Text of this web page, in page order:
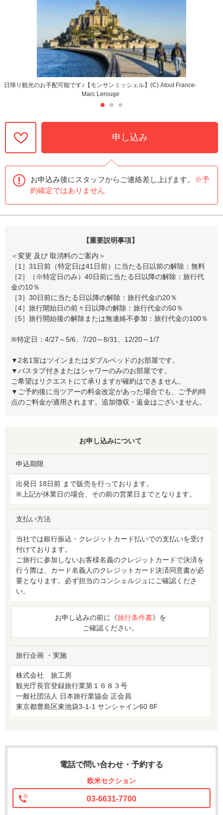
日帰り観光のお手配可能です♪【モンサンミッシェル】(C) Atout France-
Marc Lerouge
申し込み
お申込み後にスタッフからご連絡差し上げます。
※予
約確定ではありません
【重要説明事項】
＜変更 及び 取消料のご案内＞
［1］31日前（特定日は41日前）に当たる日以前の解除：無料
［2］（※特定日のみ）40日前に当たる日以降の解除：旅行代
金の10％
［3］30日前に当たる日以降の解除：旅行代金の20％
［4］旅行開始日の前々日以降の解除：旅行代金の50％
［5］旅行開始後の解除または無連絡不参加：旅行代金の100％
※特定日：4/27～5/6、7/20～8/31、12/20～1/7
▼2名1室はツインまたはダブルベッドのお部屋です。
▼バスタブ付きまたはシャワーのみのお部屋です。
ご希望はリクエストにて承りますが確約はできません。
▼ご予約後に当ツアーの料金改定があった場合でも、ご予約時
点のご料金が適用されます。追加徴収・返金はございません。
お申し込みについて
申込期限
出発日 18日前 まで販売を行っております。
※上記が休業日の場合、その前の営業日までとなります。
支払い方法
当社では銀行振込・クレジットカード払いでの支払いを受け
付けております。
ご旅行に参加しないお客様名義のクレジットカードで決済を
行う際は、カード名義人のクレジットカード決済同意書が必
要となります。必ず担当のコンシェルジュにご確認くださ
い。
お申し込みの前に《旅行条件書》を
ご確認ください。
旅行企画 ・実施
株式会社 旅工房
観光庁長官登録旅行業第１６８３号
一般社団法人 日本旅行業協会 正会員
東京都豊島区東池袋3-1-1 サンシャイン60 8F
電話で問い合わせ・予約する
欧米セクション
03-6631-7700